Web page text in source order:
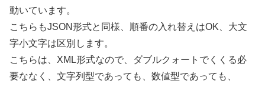
動いています。
こちらもJSON形式と同様、順番の入れ替えはOK、大文
字小文字は区別します。
こちらは、XML形式なので、ダブルクォートでくくる必
要ななく、文字列型であっても、数値型であっても、